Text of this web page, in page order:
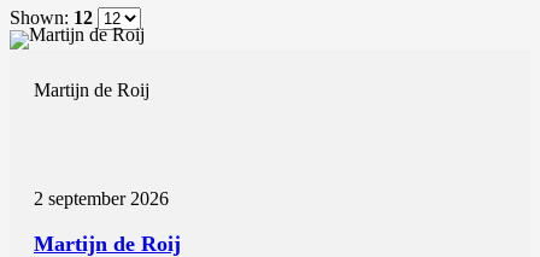
Shown: 12
Martijn de Roij
2 september 2026
Martijn de Roij